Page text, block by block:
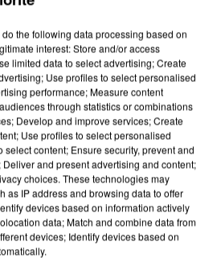
LES...
do the following data processing based on
interest: Store and/or access
limited data to select advertising; Create
Use profiles to select personalised
performance; Measure content
through statistics or combinations
Develop and improve services; Create
Use profiles to select personalised
select content; Ensure security, prevent and
and present advertising and content;
choices. These technologies may
as IP address and browsing data to offer
devices based on information actively
data; Match and combine data from
devices; Identify devices based on